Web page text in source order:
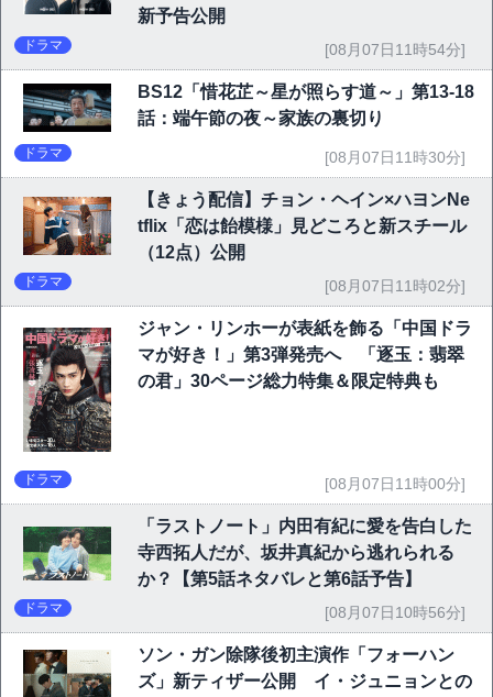
新予告公開
ドラマ [08月07日11時54分]
BS12「惜花芷～星が照らす道～」第13-18
話：端午節の夜～家族の裏切り
ドラマ [08月07日11時30分]
【きょう配信】チョン・ヘイン×ハヨンNe
tflix「恋は飴模様」見どころと新スチール
（12点）公開
ドラマ [08月07日11時02分]
ジャン・リンホーが表紙を飾る「中国ドラ
マが好き！」第3弾発売へ 「逐玉：翡翠
の君」30ページ総力特集＆限定特典も
ドラマ [08月07日11時00分]
「ラストノート」内田有紀に愛を告白した
寺西拓人だが、坂井真紀から逃れられる
か？【第5話ネタバレと第6話予告】
ドラマ [08月07日10時56分]
ソン・ガン除隊後初主演作「フォーハン
ズ」新ティザー公開 イ・ジュニョンとの